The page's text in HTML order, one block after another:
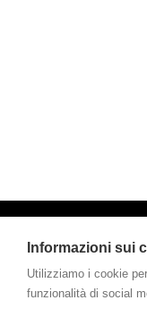
Informazioni sui
Utilizziamo i cookie
funzionalità di social